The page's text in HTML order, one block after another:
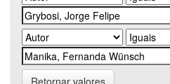
Retornar valores